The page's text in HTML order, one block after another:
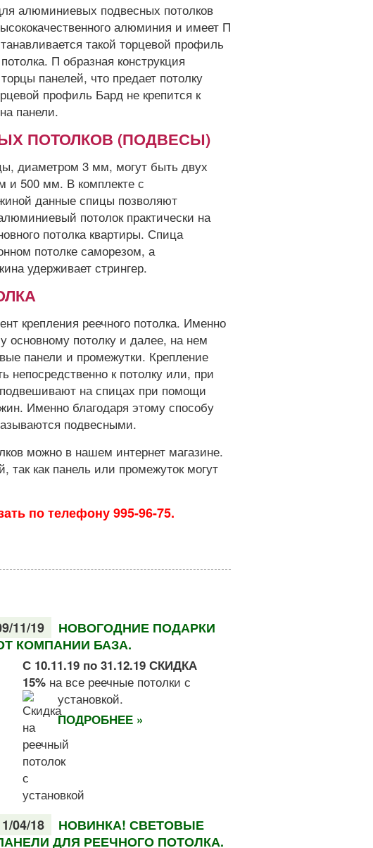
алюминиевых подвесных потолков
алюминия и имеет П
такой торцевой профиль
П образная конструкция
панелей, что предает потолку
профиль Бард не крепится к
панели.
ПОТОЛКОВ (ПОДВЕСЫ)
диаметром 3 мм, могут быть двух
и 500 мм. В комплекте с
данные спицы позволяют
потолок практически на
потолка квартиры. Спица
потолке саморезом, а
удерживает стрингер.
крепления реечного потолка. Именно
основному потолку и далее, на нем
панели и промежутки. Крепление
непосредственно к потолку или, при
на спицах при помощи
Именно благодаря этому способу
подвесными.
можно в нашем интернет магазине.
так как панель или промежуток могут
по телефону 995-96-75.
11/19
НОВОГОДНИЕ ПОДАРКИ
КОМПАНИИ БАЗА.
С 10.11.19 по 31.12.19 СКИДКА
15% на все реечные потолки с
установкой.
ПОДРОБНЕЕ »
04/18
НОВИНКА! СВЕТОВЫЕ
ДЛЯ РЕЕЧНОГО ПОТОЛКА.